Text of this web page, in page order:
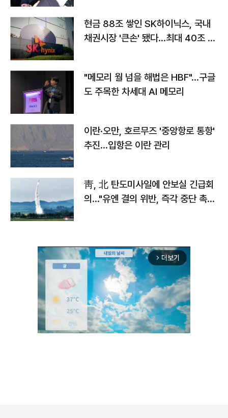
현금 88조 쌓인 SK하이닉스, 국내
채권시장 '큰손' 됐다…최대 40조 투
"메모리 월 넘을 해법은 HBF"…구글
도 주목한 차세대 AI 메모리
이란·오만, 호르무즈 '중앙항로 통항'
추진…입항은 이란 관리
靑, 北 탄도미사일에 안보실 긴급회
의…"유엔 결의 위반, 즉각 중단 촉
arrow_forward_ios 더보기